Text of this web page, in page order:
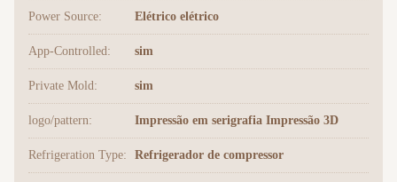
Power Source: Elétrico elétrico
App-Controlled: sim
Private Mold: sim
logo/pattern: Impressão em serigrafia Impressão 3D
Refrigeration Type: Refrigerador de compressor